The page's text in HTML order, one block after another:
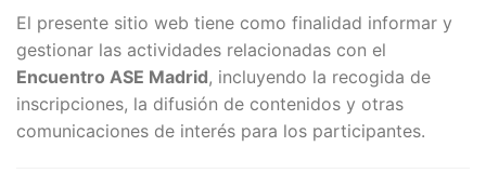
El presente sitio web tiene como finalidad informar y
gestionar las actividades relacionadas con el
Encuentro ASE Madrid, incluyendo la recogida de
inscripciones, la difusión de contenidos y otras
comunicaciones de interés para los participantes.